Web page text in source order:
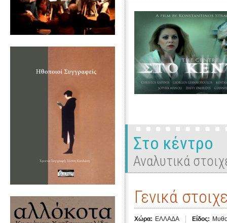
Στο κέντρο
Αναλυτικά
Γενικά
Χώρα: ΕΛΛΑΔΑ Είδος: